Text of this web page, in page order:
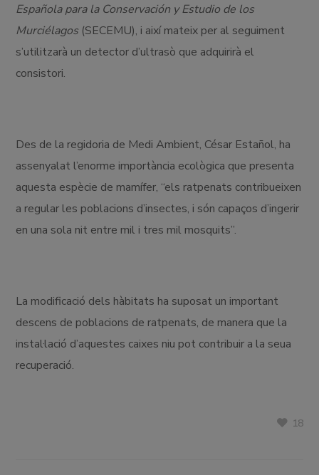
Española para la Conservación y Estudio de los
Murciélagos (SECEMU), i així mateix per al seguiment
s’utilitzarà un detector d’ultrasò que adquirirà el
consistori.
Des de la regidoria de Medi Ambient, César Estañol, ha
assenyalat l’enorme importància ecològica que presenta
aquesta espècie de mamífer, “els ratpenats contribueixen
a regular les poblacions d’insectes, i són capaços d’ingerir
en una sola nit entre mil i tres mil mosquits”.
La modificació dels hàbitats ha suposat un important
descens de poblacions de ratpenats, de manera que la
instal·lació d’aquestes caixes niu pot contribuir a la seua
recuperació.
18